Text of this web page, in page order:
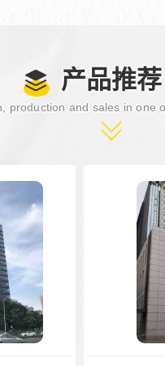
产品推荐
production and sales in one